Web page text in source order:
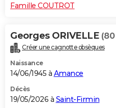
Famille COUTROT
Georges ORIVELLE
Créer une cagnotte obsèques
Naissance
14/06/1945 à Amance
Décès
19/05/2026 à Saint-Firmin